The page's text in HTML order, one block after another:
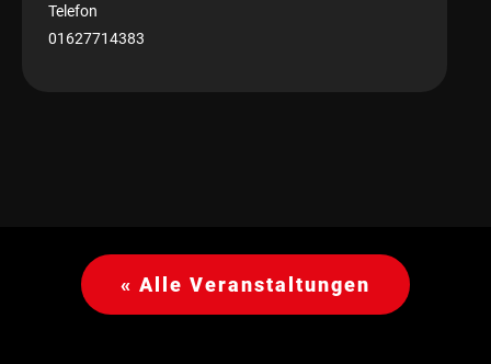
Telefon
01627714383
« Alle Veranstaltungen